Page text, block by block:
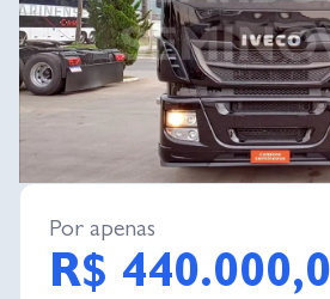
Por apenas
R$